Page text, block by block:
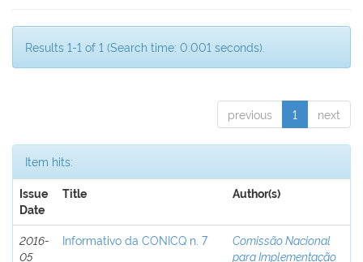
Results 1-1 of 1 (Search time: 0.001 seconds).
previous 1 next
Item hits:
Issue
Date
Title Author(s)
2016-
05
Informativo da CONICQ n. 7
Comissão Nacional
para Implementação